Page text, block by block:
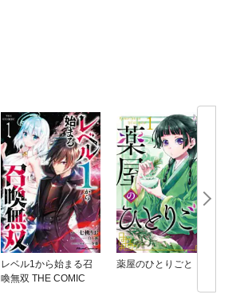
レベル1から始まる召
喚無双 THE COMIC
薬屋のひとりごと